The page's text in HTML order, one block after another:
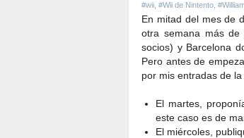
#wii #Wii de Nintento
En mitad del mes de
otra semana más
socios) y Barcelona
Pero antes de
por mis entradas de
El martes,
este caso es de
El miércoles,